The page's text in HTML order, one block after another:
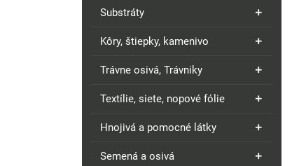
Substráty
Kôry, štiepky, kamenivo
Trávne osivá, Trávniky
Textílie, siete, nopové fólie
Hnojivá a pomocné látky
Semená a osivá